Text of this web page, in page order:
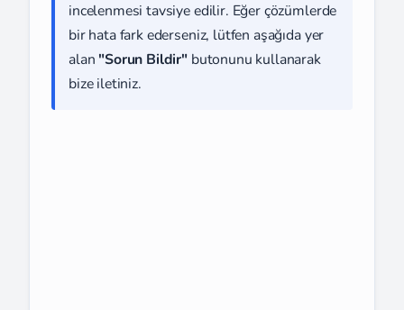
incelenmesi tavsiye edilir. Eğer çözümlerde
bir hata fark ederseniz, lütfen aşağıda yer
alan "Sorun Bildir" butonunu kullanarak
bize iletiniz.